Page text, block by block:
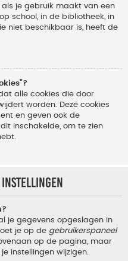
je gebruik maakt van een
school, in de bibliotheek, in
niet beschikbaar is, heeft de
alle cookies die door
worden. Deze cookies
en geven ook de
inschakelde, om te zien
je gegevens opgeslagen in
je op de gebruikerspaneel
op de pagina, maar
instellingen wijzigen.